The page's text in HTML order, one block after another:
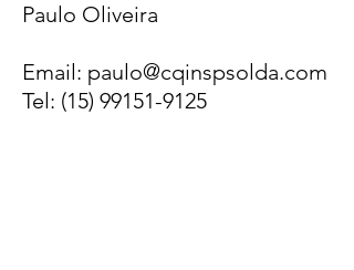
Paulo Oliveira
Email: paulo@cqinspsolda.com
Tel: (15) 99151-9125